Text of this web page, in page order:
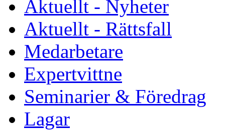
Aktuellt - Nyheter
Aktuellt - Rättsfall
Medarbetare
Expertvittne
Seminarier & Föredrag
Lagar